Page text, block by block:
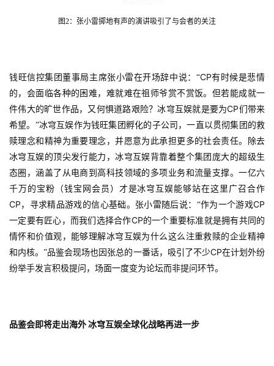
图2：张小雷掷地有声的演讲吸引了与会者的关注
钱旺信控集团董事局主席张小雷在开场辞中说：“CP有时候是悲情
的，会面临各种的困难，难就难在祖师爷赏不赏饭。但若能成就一
件伟大的旷世作品，又何惧道路艰险？冰穹互娱就是要为CP们带来
希望。”冰穹互娱作为钱旺集团孵化的子公司，一直以贯彻集团的救
赎理念和精神为重要理念，并愿意为此承担更多的社会责任。除去
冰穹互娱的顶尖发行能力，冰穹互娱背靠着整个集团庞大的超级生
态圈，涵盖了从电商到高科技领域的多项业务和流量支撑。一亿六
千万的宝粉（钱宝网会员）才是冰穹互娱能够站在这里广召合作
CP ，寻求精品游戏的信心基础。张小雷随后说：“作为一个游戏CP
一定要有匠心，而我们选择合作CP的一个重要标准就是拥有共同的
情怀和价值观，能够理解冰穹互娱为什么这么注重救赎的企业精神
和内核。”品鉴会现场也因张总的一番话，吸引了不少CP在计划外纷
纷举手发言积极提问，场面一度变为论坛而非提问环节。
品鉴会即将走出海外 冰穹互娱全球化战略再进一步